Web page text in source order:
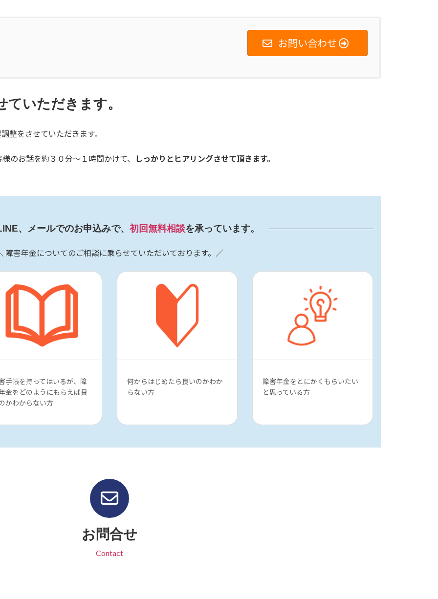
お問い合わせ
いただきます。
整をさせていただきます。
のお話を約３０分～１時間かけて、 しっかりとヒアリングさせて頂きます。
、メールでのお申込みで、 初回無料相談を承っています。
障害年金についてのご相談に乗らせていただいております。／
手帳を持ってはいるが、障
金をどのようにもらえば良
かわからない方
何からはじめたら良いのかわか
らない方
障害年金をとにかくもらいたい
と思っている方
お問合せ
Contact